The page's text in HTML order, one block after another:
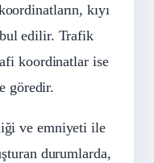
kıyı
edilir. Trafik
koordinatlar ise
göredir.
ve emniyeti ile
durumlarda,